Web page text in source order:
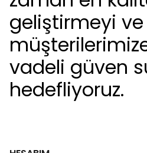
geliştirmeyi ve
vadeli güven
hedefliyoruz.